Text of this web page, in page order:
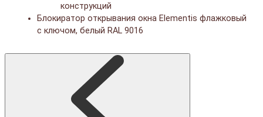
конструкций
Блокиратор открывания окна Elementis флажковый
с ключом, белый RAL 9016